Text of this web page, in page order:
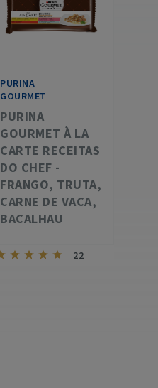
PURINA
GOURMET
PURINA
GOURMET À LA
CARTE RECEITAS
DO CHEF -
FRANGO, TRUTA,
CARNE DE VACA,
BACALHAU
22